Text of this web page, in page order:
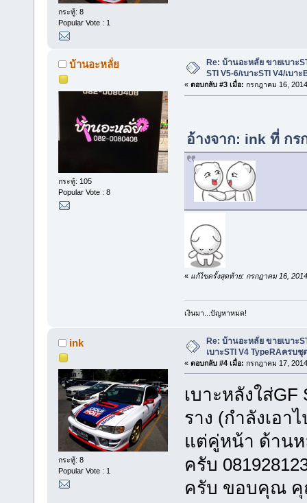
กระทู้: 8
Popular Vote : 1
บ้านอะหลั่ย
กระทู้: 105
Popular Vote : 8
Re: บ้านอะหลั่ย ขายเบาะ
STI V5-6/เบาะSTI V4/เบา
« ตอบกลับ #3 เมื่อ: กรกฎาคม 16,
อ้างจาก: ink ที่ กร
« แก้ไขครั้งสุดท้าย: กรกฎาคม 16,
เงินมา...ปัญหาหมด!
ink
กระทู้: 8
Popular Vote : 1
Re: บ้านอะหลั่ย ขายเบาะ
เบาะSTI V4 TypeRAครบ
« ตอบกลับ #4 เมื่อ: กรกฎาคม 17,
เบาะหลังใส่
ราง (กำลังเอ
แต่คู่หน้า ด้านห
ครับ
ครับ ขอบคุณ คุ